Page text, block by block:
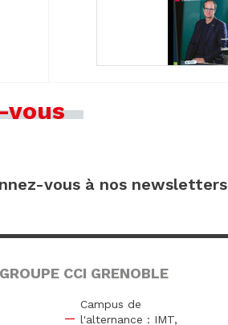
vous
vous à nos newsletters
CCI GRENOBLE
Campus de
l'alternance : IMT,